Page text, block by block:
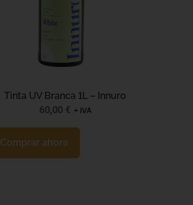
Tinta UV Branca 1L – Innuro
60,00 € + IVA
Comprar ahora